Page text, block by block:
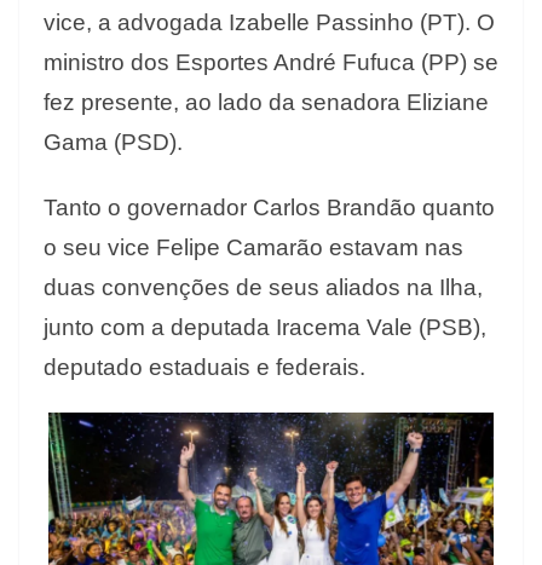
vice, a advogada Izabelle Passinho (PT). O
ministro dos Esportes André Fufuca (PP) se
fez presente, ao lado da senadora Eliziane
Gama (PSD).
Tanto o governador Carlos Brandão quanto
o seu vice Felipe Camarão estavam nas
duas convenções de seus aliados na Ilha,
junto com a deputada Iracema Vale (PSB),
deputado estaduais e federais.